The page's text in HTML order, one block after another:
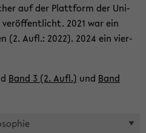
auf der Platt­form der Uni­
2021 war ein
(2. Aufl.: 2022). 2024 ein vier­
Band 3 (2. Aufl.) und Band